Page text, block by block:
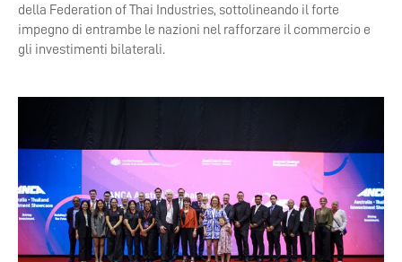
della Federation of Thai Industries, sottolineando il forte
impegno di entrambe le nazioni nel rafforzare il commercio e
gli investimenti bilaterali.